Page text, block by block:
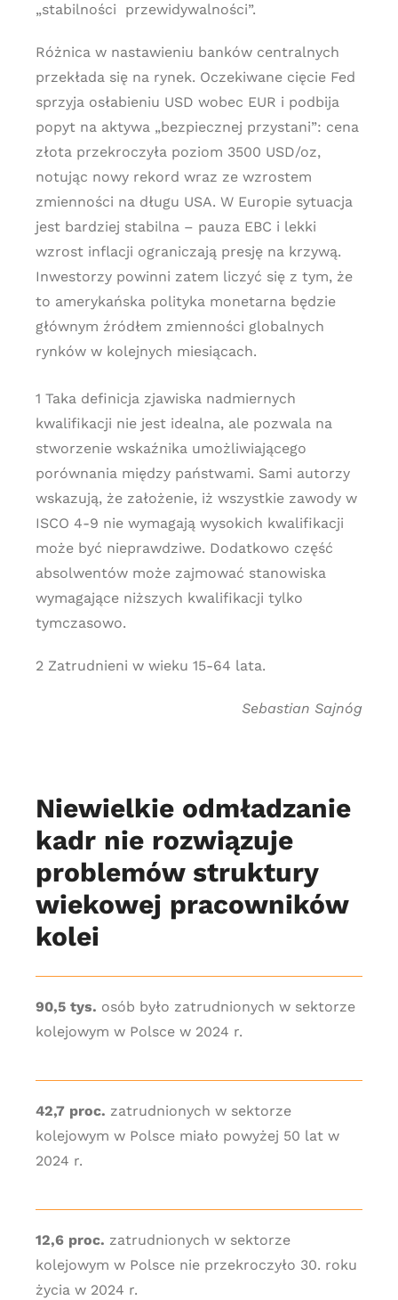
„stabilności przewidywalności”.
Różnica w nastawieniu banków centralnych
przekłada się na rynek. Oczekiwane cięcie Fed
sprzyja osłabieniu USD wobec EUR i podbija
popyt na aktywa „bezpiecznej przystani”: cena
złota przekroczyła poziom 3500 USD/oz,
notując nowy rekord wraz ze wzrostem
zmienności na długu USA. W Europie sytuacja
jest bardziej stabilna – pauza EBC i lekki
wzrost inflacji ograniczają presję na krzywą.
Inwestorzy powinni zatem liczyć się z tym, że
to amerykańska polityka monetarna będzie
głównym źródłem zmienności globalnych
rynków w kolejnych miesiącach.
1 Taka definicja zjawiska nadmiernych
kwalifikacji nie jest idealna, ale pozwala na
stworzenie wskaźnika umożliwiającego
porównania między państwami. Sami autorzy
wskazują, że założenie, iż wszystkie zawody w
ISCO 4-9 nie wymagają wysokich kwalifikacji
może być nieprawdziwe. Dodatkowo część
absolwentów może zajmować stanowiska
wymagające niższych kwalifikacji tylko
tymczasowo.
2 Zatrudnieni w wieku 15-64 lata.
Sebastian Sajnóg
Niewielkie odmładzanie
kadr nie rozwiązuje
problemów struktury
wiekowej pracowników
kolei
90,5 tys. osób było zatrudnionych w sektorze
kolejowym w Polsce w 2024 r.
42,7 proc. zatrudnionych w sektorze
kolejowym w Polsce miało powyżej 50 lat w
2024 r.
12,6 proc. zatrudnionych w sektorze
kolejowym w Polsce nie przekroczyło 30. roku
życia w 2024 r.